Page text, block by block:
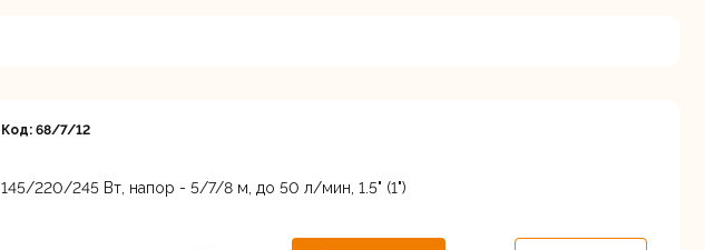
Код: 68/7/12
145/220/245 Вт, напор - 5/7/8 м, до 50 л/мин, 1.5" (1")
Нижний Новгород, ул. Ларина, 18А